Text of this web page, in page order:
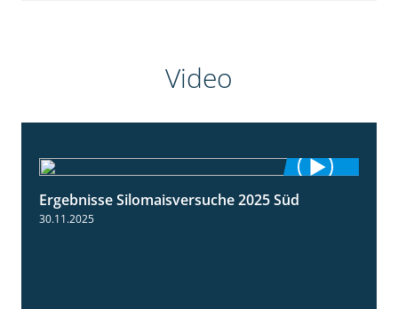
Video
Ergebnisse Silomaisversuche 2025 Süd
30.11.2025